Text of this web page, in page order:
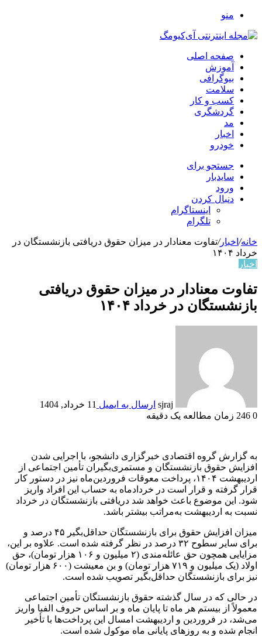
منو
صفحه اصلی
آموزش
بیوگرافی
سلامت
کسب و کار
گردشگری
مد
اخبار
خودرو
جستجو برای
سایدبار
ورود
دنبال کردن
اینستاگرام
تلگرام
خانه/ اخبار/تفاوت معنادار در میزان حقوق دریافتی بازنشستگان در
خرداد ۱۴۰۴
اخبار
تفاوت معنادار در میزان حقوق دریافتی
بازنشستگان در خرداد ۱۴۰۴
sjraj ارسال به ایمیل 11 خرداد, 1404
0
زمان مطالعه یک دقیقه
به گزارش گروه اقتصادی خبرگزاری دانشجو، با اجرایی شدن
افزایش حقوق بازنشستگان و مستمری‌بگیران تأمین اجتماعی از
اردیبهشت ۱۴۰۴، پرداخت معوقات فروردین‌ماه نیز در دستور کار
قرار گرفته و قرار است در خردادماه به حساب این افراد واریز
شود. این موضوع باعث خواهد شد دریافتی بازنشستگان در خرداد
نسبت به اردیبهشت به‌مراتب بیشتر باشد.
میزان افزایش حقوق برای بازنشستگان حداقل‌بگیر ۴۵ درصد و
برای سایر سطوح ۳۲ درصد در نظر گرفته شده است. علاوه بر این،
مزایایی همچون حق عائله‌مندی (۲ میلیون و ۱۰۶ هزار تومان)، حق
اولاد (یک میلیون و ۷۱۹ هزار تومان) و بن معیشت (۶۰۰ هزار تومان)
نیز برای بازنشستگان حداقل‌بگیر تصویب شده است.
در حالی که در سال گذشته حقوق بازنشستگان تأمین اجتماعی
معمولاً از بیستم هر ماه تا پایان ماه و بر اساس حروف الفبا واریز
می‌شد، در فروردین و اردیبهشت امسال این پرداخت‌ها با تأخیر
انجام شده و به روز‌های پایانی ماه موکول شده است.